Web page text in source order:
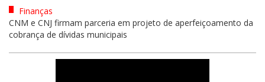
Finanças
CNM e CNJ firmam parceria em projeto de aperfeiçoamento da
cobrança de dívidas municipais